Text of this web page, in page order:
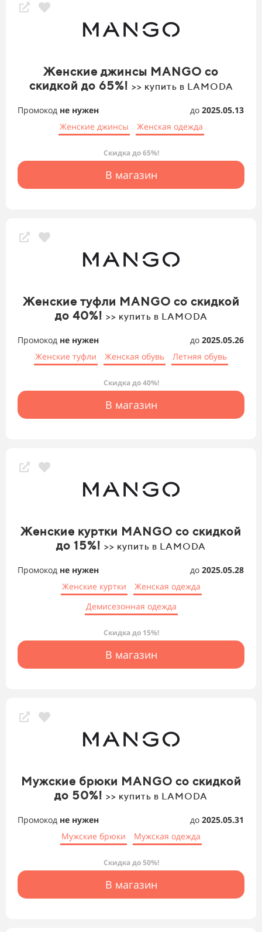
Женские джинсы MANGO со
скидкой до 65%! >> купить в LAMODA
Промокод не нужен до 2025.05.13
Женские джинсы
Женская одежда
Скидка до 65%!
В магазин
Женские туфли MANGO со скидкой
до 40%! >> купить в LAMODA
Промокод не нужен до 2025.05.26
Женские туфли
Женская обувь Летняя обувь
Скидка до 40%!
В магазин
Женские куртки MANGO со скидкой
до 15%! >> купить в LAMODA
Промокод не нужен до 2025.05.28
Женские куртки
Женская одежда
Демисезонная одежда
Скидка до 15%!
В магазин
Мужские брюки MANGO со скидкой
до 50%! >> купить в LAMODA
Промокод не нужен до 2025.05.31
Мужские брюки
Мужская одежда
Скидка до 50%!
В магазин